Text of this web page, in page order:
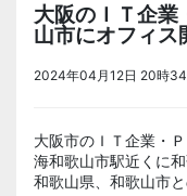
大阪のＩＴ企業
山市にオフィス
2024年04月12日 20時
大阪市のＩＴ企業・
海和歌山市駅近くに
和歌山県、和歌山市